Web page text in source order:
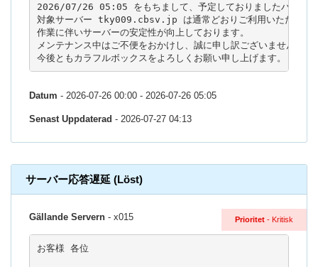
2026/07/26 05:05 をもちまして、予定しておりましたハードウ
対象サーバー tky009.cbsv.jp は通常どおりご利用いただけま
作業に伴いサーバーの安定性が向上しております。
メンテナンス中はご不便をおかけし、誠に申し訳ございませんでし
今後ともカラフルボックスをよろしくお願い申し上げます。
Datum - 2026-07-26 00:00 - 2026-07-26 05:05
Senast Uppdaterad - 2026-07-27 04:13
サーバー応答遅延 (Löst)
Prioritet - Kritisk
Gällande Servern - x015
お客様 各位